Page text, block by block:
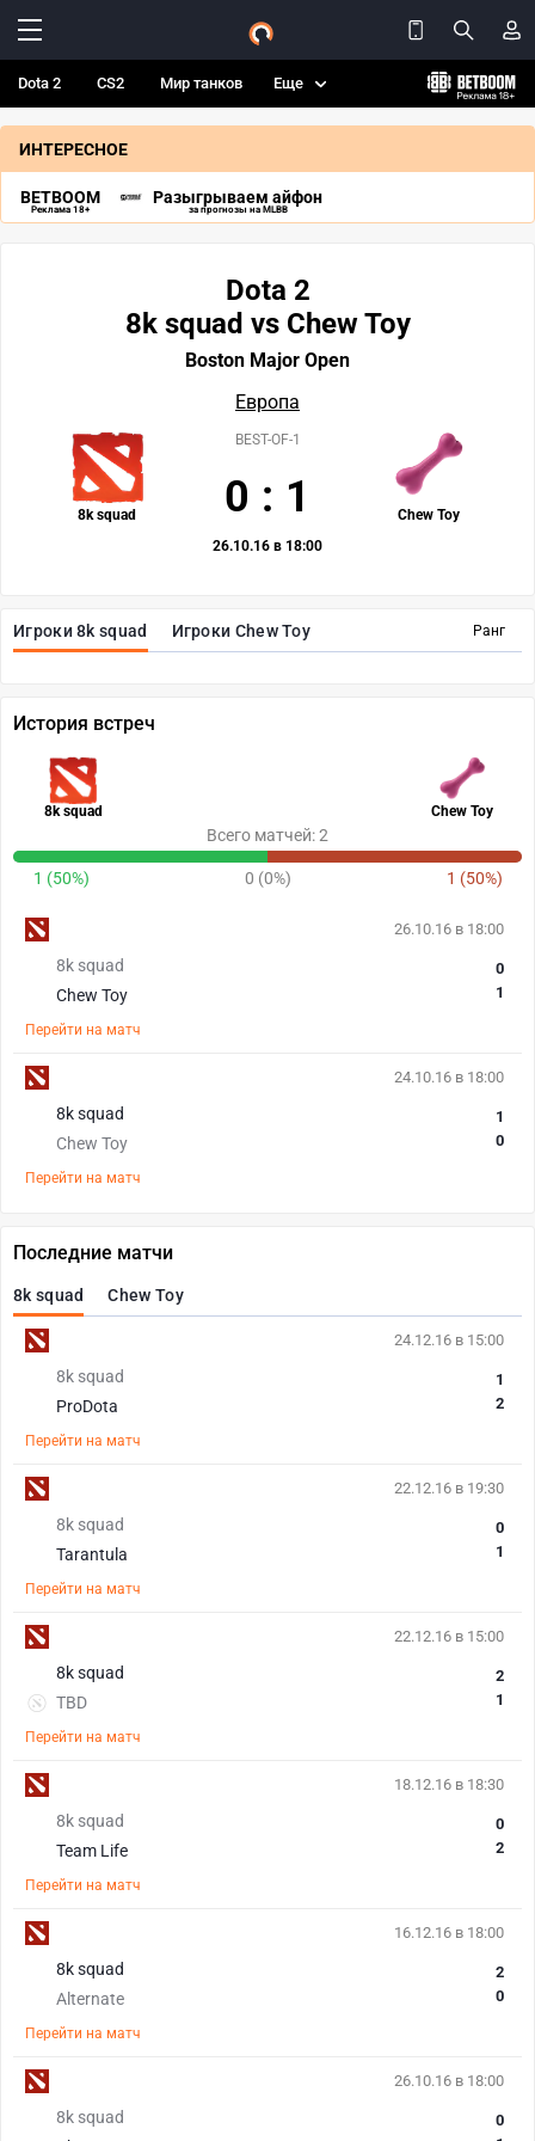
Dota 2 CS2 Мир танков Еще
ИНТЕРЕСНОЕ
BETBOOM
Реклама 18+
Разыгрываем айфон
за прогнозы на MLBB
Ранг
Игроки 8k squad Игроки Chew Toy
Dota 2
8k squad vs Chew Toy
Boston Major Open
Европа
8k squad Chew Toy
BEST-OF-1
0 : 1
26.10.16 в 18:00
История встреч
8k squad Chew Toy
Всего матчей: 2
1 (50%) 0 (0%) 1 (50%)
26.10.16 в 18:00
8k squad
Chew Toy
0
1
Перейти на матч
24.10.16 в 18:00
8k squad
Chew Toy
1
0
Перейти на матч
Последние матчи
8k squad Chew Toy
24.12.16 в 15:00
8k squad
ProDota
1
2
Перейти на матч
22.12.16 в 19:30
8k squad
Tarantula
0
1
Перейти на матч
22.12.16 в 15:00
8k squad
TBD
2
1
Перейти на матч
18.12.16 в 18:30
8k squad
Team Life
0
2
Перейти на матч
16.12.16 в 18:00
8k squad
Alternate
2
0
Перейти на матч
26.10.16 в 18:00
8k squad
0